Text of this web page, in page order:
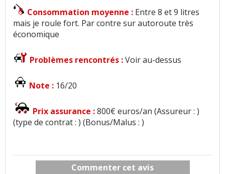
Consommation moyenne : Entre 8 et 9 litres
mais je roule fort. Par contre sur autoroute très
économique
Problèmes rencontrés :Voir au-dessus
Note : 16/20
Prix assurance :800€ euros/an (Assureur : )
(type de contrat : ) (Bonus/Malus : )
Commenter cet avis